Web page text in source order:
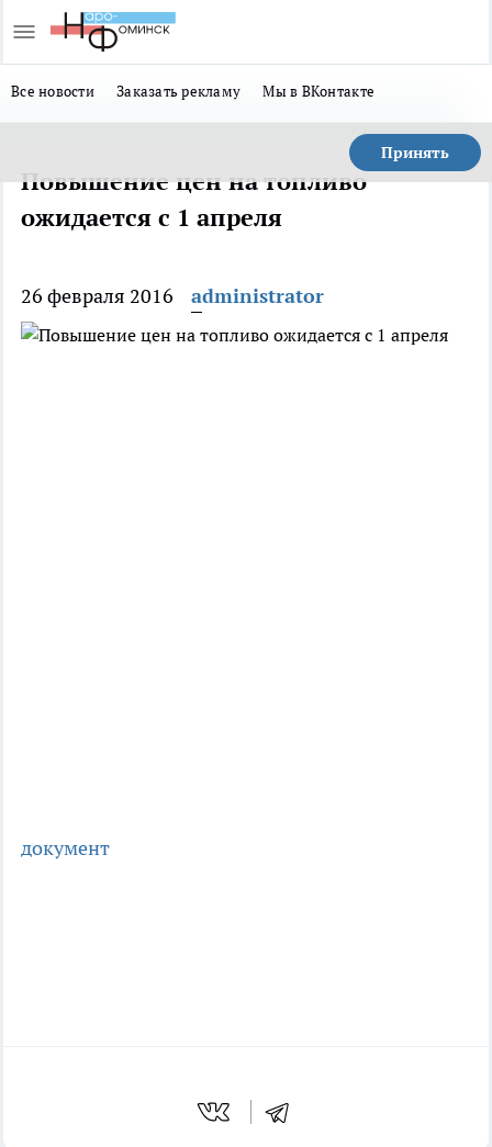
Все новости Заказать рекламу Мы в ВКонтакте
Принять
Повышение цен на топливо
ожидается с 1 апреля
26 февраля 2016 administrator
документ